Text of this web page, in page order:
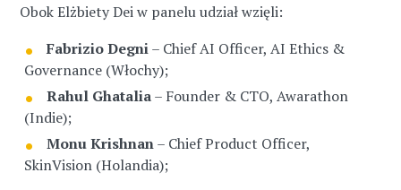
Obok Elżbiety Dei w panelu udział wzięli:
Fabrizio Degni– Chief AI Officer, AI Ethics &
Governance (Włochy);
Rahul Ghatalia– Founder & CTO, Awarathon
(Indie);
Monu Krishnan– Chief Product Officer,
SkinVision (Holandia);